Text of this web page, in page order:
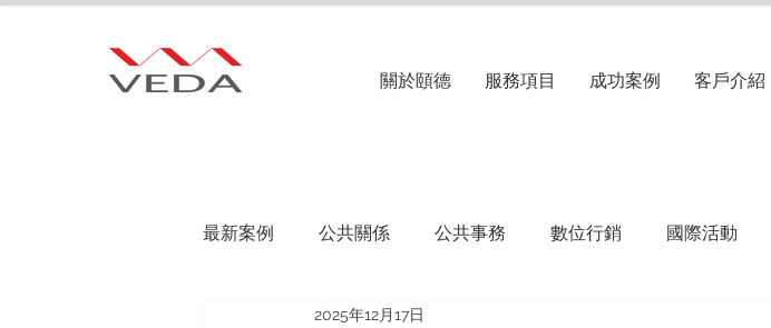
關於頤德 服務項目 成功案例 客戶介紹
最新案例 公共關係 公共事務 數位行銷 國際活動
2025年12月17日